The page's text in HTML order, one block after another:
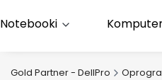
Notebooki
Gold Partner - DellPro